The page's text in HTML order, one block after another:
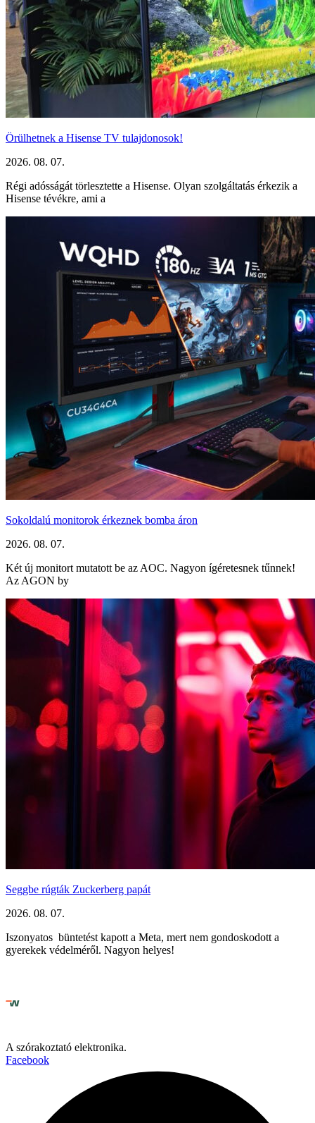
Örülhetnek a Hisense TV tulajdonosok!
2026. 08. 07.
Régi adósságát törlesztette a Hisense. Olyan szolgáltatás érkezik a
Hisense tévékre, ami a
Sokoldalú monitorok érkeznek bomba áron
2026. 08. 07.
Két új monitort mutatott be az AOC. Nagyon ígéretesnek tűnnek!
Az AGON by
Seggbe rúgták Zuckerberg papát
2026. 08. 07.
Iszonyatos büntetést kapott a Meta, mert nem gondoskodott a
gyerekek védelméről. Nagyon helyes!
A szórakoztató elektronika.
Facebook